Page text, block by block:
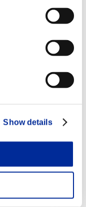
Show details